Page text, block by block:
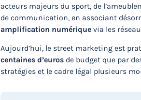
acteurs majeurs du sport, de
de communication, en associant
amplification numériquevia les
Aujourd’hui, le street marketing est
centaines d’eurosde budget que par
stratégies et le cadre légal plusieurs